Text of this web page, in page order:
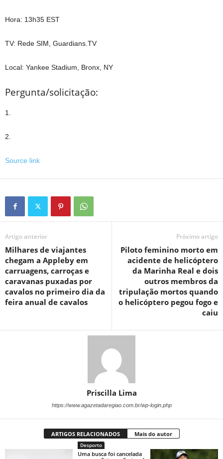
Hora: 13h35 EST
TV: Rede SIM, Guardians.TV
Local: Yankee Stadium, Bronx, NY
Pergunta/solicitação:
1.
2.
Source link
Artigo anterior
Milhares de viajantes
chegam a Appleby em
carruagens, carroças e
caravanas puxadas por
cavalos no primeiro dia da
feira anual de cavalos
Próximo artigo
Piloto feminino morto em
acidente de helicóptero
da Marinha Real e dois
outros membros da
tripulação mortos quando
o helicóptero pegou fogo e
caiu
Priscilla Lima
https://www.agazetadaregiao.com.br/wp-login.php
ARTIGOS RELACIONADOS Mais do autor
Desporto
Uma busca foi cancelada